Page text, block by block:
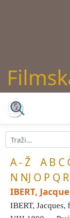
A - Ž A B C
N NJ O P Q R
IBERT,
IBERT,